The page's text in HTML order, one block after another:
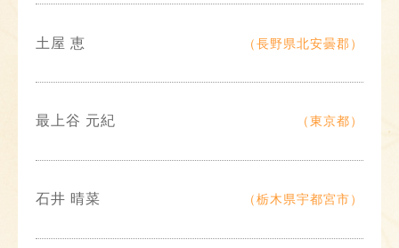
土屋 恵 （長野県北安曇郡）
最上谷 元紀 （東京都）
石井 晴菜 （栃木県宇都宮市）